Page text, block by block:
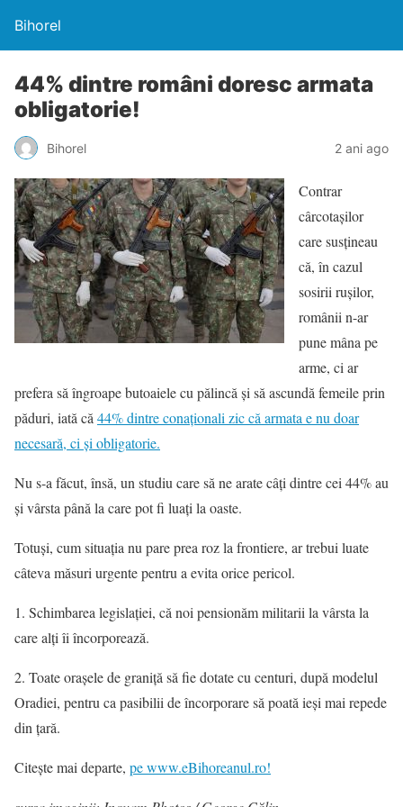
Bihorel
44% dintre români doresc armata
obligatorie!
Bihorel 2 ani ago
Contrar
cârcotașilor
care susțineau
că, în cazul
sosirii rușilor,
românii n-ar
pune mâna pe
arme, ci ar
prefera să îngroape butoaiele cu pălincă și să ascundă femeile prin
păduri, iată că 44% dintre conaționali zic că armata e nu doar
necesară, ci și obligatorie.
Nu s-a făcut, însă, un studiu care să ne arate câți dintre cei 44% au
și vârsta până la care pot fi luați la oaste.
Totuși, cum situația nu pare prea roz la frontiere, ar trebui luate
câteva măsuri urgente pentru a evita orice pericol.
1. Schimbarea legislației, că noi pensionăm militarii la vârsta la
care alți îi încorporează.
2. Toate orașele de graniță să fie dotate cu centuri, după modelul
Oradiei, pentru ca pasibilii de încorporare să poată ieși mai repede
din țară.
Citește mai departe, pe www.eBihoreanul.ro!